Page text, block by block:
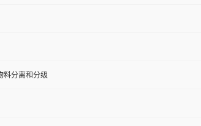
料分离和分级